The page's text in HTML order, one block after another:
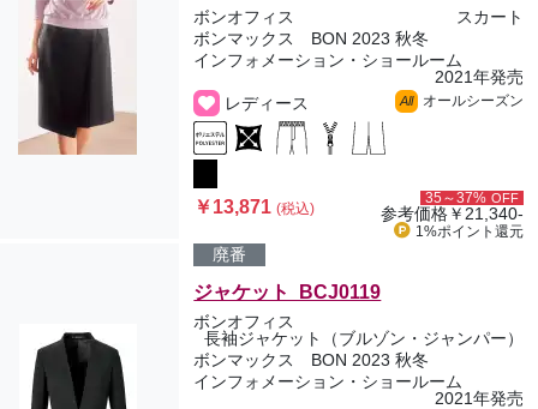
ボンオフィス
スカート
ボンマックス BON 2023 秋冬
インフォメーション・ショールーム
2021年発売
レディース
All オールシーズン
￥13,871(税込)
35～37% OFF
参考価格￥21,340-
1%ポイント 還元
廃番
ジャケット BCJ0119
ボンオフィス
長袖ジャケット（ブルゾン・ジャンパー）
ボンマックス BON 2023 秋冬
インフォメーション・ショールーム
2021年発売